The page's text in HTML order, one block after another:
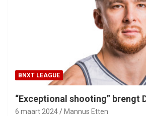
BNXT LEAGUE
“Exceptional shooting” brengt
6 maart 2024 Mannus Etten